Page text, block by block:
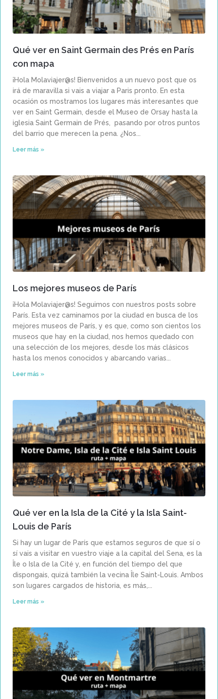
Qué ver en Saint Germain des Prés en París
con mapa
¡Hola Molaviajer@s! Bienvenidos a un nuevo post que os
irá de maravilla si vais a viajar a Paris pronto. En esta
ocasión os mostramos los lugares más interesantes que
ver en Saint Germain, desde el Museo de Orsay hasta la
iglesia Saint Germain de Prés, pasando por otros puntos
del barrio que merecen la pena. ¿Nos
Leer más »
Los mejores museos de París
¡Hola Molaviajer@s! Seguimos con nuestros posts sobre
París. Esta vez caminamos por la ciudad en busca de los
mejores museos de París, y es que, como son cientos los
museos que hay en la ciudad, nos hemos quedado con
una selección de los mejores, desde los más clásicos
hasta los menos conocidos y abarcando varias
Leer más »
Qué ver en la Isla de la Cité y la Isla Saint-
Louis de París
Si hay un lugar de París que estamos seguros de que sí o
sí vais a visitar en vuestro viaje a la capital del Sena, es la
Île o Isla de la Cité y, en función del tiempo del que
dispongais, quizá también la vecina Île Saint-Louis. Ambos
son lugares cargados de historia, es más,
Leer más »